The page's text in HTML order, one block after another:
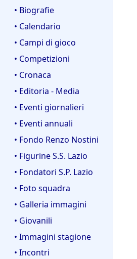
• Biografie
• Calendario
• Campi di gioco
• Competizioni
• Cronaca
• Editoria - Media
• Eventi giornalieri
• Eventi annuali
• Fondo Renzo Nostini
• Figurine S.S. Lazio
• Fondatori S.P. Lazio
• Foto squadra
• Galleria immagini
• Giovanili
• Immagini stagione
• Incontri